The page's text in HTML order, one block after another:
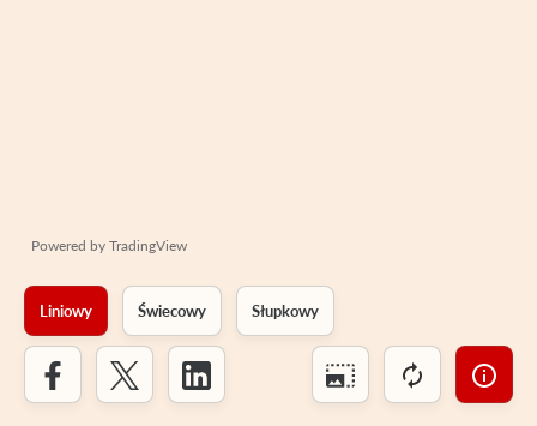
Powered by TradingView
Liniowy Świecowy Słupkowy